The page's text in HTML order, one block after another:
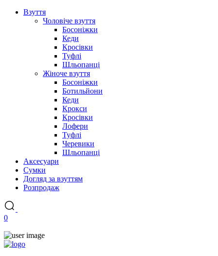
Взуття
Чоловіче взуття
Босоніжки
Кеди
Кросівки
Туфлі
Шльопанці
Жіноче взуття
Босоніжки
Ботильйони
Кеди
Крокси
Кросівки
Лофери
Туфлі
Черевики
Шльопанці
Аксесуари
Сумки
Догляд за взуттям
Розпродаж
0